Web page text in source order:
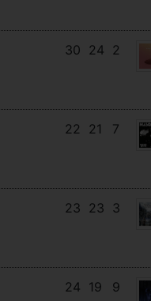
30 24 2
22 21 7
23 23 3
24 19 9